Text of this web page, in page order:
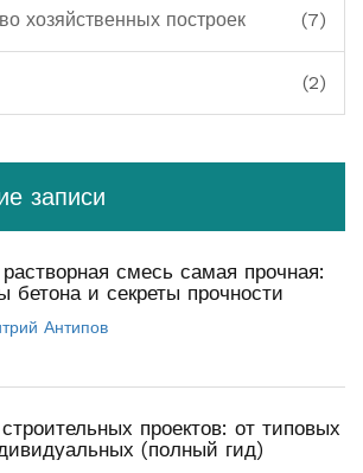
хозяйственных построек (7)
(2)
записи
растворная смесь самая прочная:
бетона и секреты прочности
Антипов
проектов: от типовых
(полный гид)